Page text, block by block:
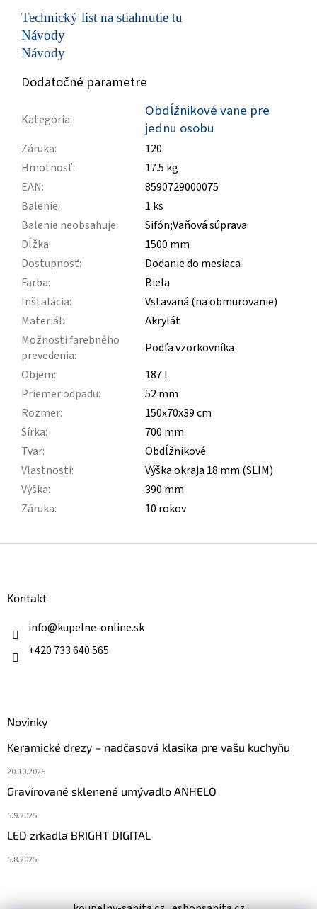
Technický list na stiahnutie tu
Návody
Návody
Dodatočné parametre
Kategória:
Obdĺžnikové vane pre
jednu osobu
Záruka:
120
Hmotnosť:
17.5 kg
EAN:
8590729000075
Balenie:
1 ks
Balenie neobsahuje:
Sifón;Vaňová súprava
Dĺžka:
1500 mm
Dostupnosť:
Dodanie do mesiaca
Farba:
Biela
Inštalácia:
Vstavaná (na obmurovanie)
Materiál:
Akrylát
Možnosti farebného
prevedenia:
Podľa vzorkovníka
Objem:
187 l
Priemer odpadu:
52 mm
Rozmer:
150x70x39 cm
Šírka:
700 mm
Tvar:
Obdĺžnikové
Vlastnosti:
Výška okraja 18 mm (SLIM)
Výška:
390 mm
Záruka: 10 rokov
Kontakt
info@kupelne-online.sk
+420 733 640 565
Novinky
Keramické drezy – nadčasová klasika pre vašu kuchyňu
20.10.2025
Gravírované sklenené umývadlo ANHELO
5.9.2025
LED zrkadla BRIGHT DIGITAL
5.8.2025